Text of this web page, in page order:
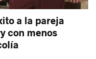
a la pareja
con menos